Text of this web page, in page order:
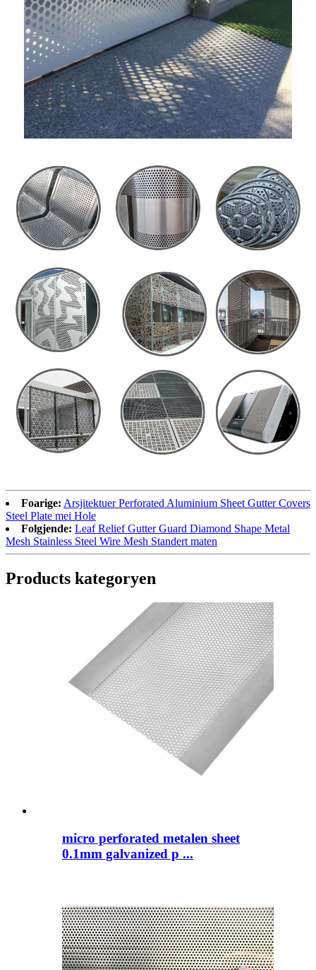
Foarige: Arsjitektuer Perforated Aluminium Sheet Gutter Covers
Steel Plate mei Hole
Folgjende: Leaf Relief Gutter Guard Diamond Shape Metal
Mesh Stainless Steel Wire Mesh Standert maten
Products kategoryen
micro perforated metalen sheet
0.1mm galvanized p ...